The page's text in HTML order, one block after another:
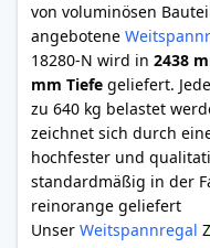
von voluminösen
angebotene
18280-N wird in 2438
mm Tiefe geliefert.
zu 640 kg belastet
zeichnet sich durch
hochfester und
standardmäßig in der
reinorange geliefert
Unser Weitspannregal